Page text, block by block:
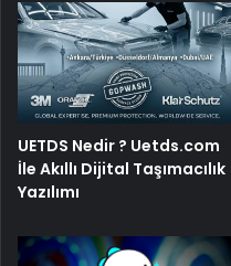
UETDS Nedir ? Uetds.com
İle Akıllı Dijital Taşımacılık
Yazılımı